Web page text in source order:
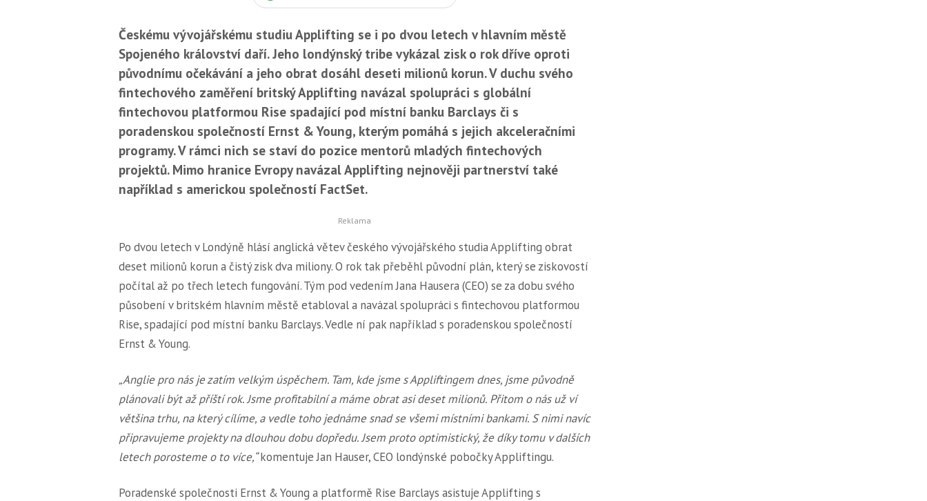
Českému vývojářskému studiu Applifting se i po dvou letech v hlavním městě
Spojeného království daří. Jeho londýnský tribe vykázal zisk o rok dříve oproti
původnímu očekávání a jeho obrat dosáhl deseti milionů korun. V duchu svého
fintechového zaměření britský Applifting navázal spolupráci s globální
fintechovou platformou Rise spadající pod místní banku Barclays či s
poradenskou společností Ernst & Young, kterým pomáhá s jejich akceleračními
programy. V rámci nich se staví do pozice mentorů mladých fintechových
projektů. Mimo hranice Evropy navázal Applifting nejnověji partnerství také
například s americkou společností FactSet.
Po dvou letech v Londýně hlásí anglická větev českého vývojářského studia Applifting obrat
deset milionů korun a čistý zisk dva miliony. O rok tak přeběhl původní plán, který se ziskovostí
počítal až po třech letech fungování. Tým pod vedením Jana Hausera (CEO) se za dobu svého
působení v britském hlavním městě etabloval a navázal spolupráci s fintechovou platformou
Rise, spadající pod místní banku Barclays. Vedle ní pak například s poradenskou společností
Ernst & Young.
„Anglie pro nás je zatím velkým úspěchem. Tam, kde jsme s Appliftingem dnes, jsme původně
plánovali být až příští rok. Jsme profitabilní a máme obrat asi deset milionů. Přitom o nás už ví
většina trhu, na který cílíme, a vedle toho jednáme snad se všemi místními bankami. S nimi navíc
připravujeme projekty na dlouhou dobu dopředu. Jsem proto optimistický, že díky tomu v dalších
letech porosteme o to více,“komentuje Jan Hauser, CEO londýnské pobočky Appliftingu.
Poradenské společnosti Ernst & Young a platformě Rise Barclays asistuje Applifting s